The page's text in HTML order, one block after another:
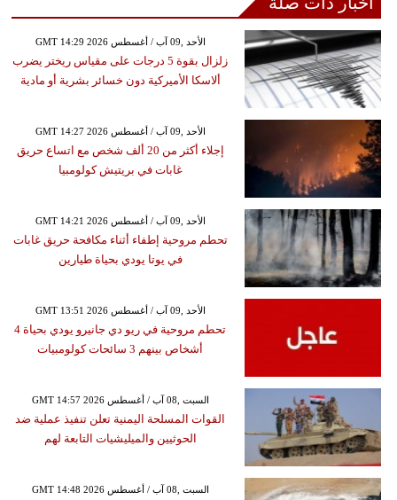
GMT 14:29 2026 الأحد ,09 آب / أغسطس
زلزال بقوة 5 درجات على مقياس ريختر يضرب
ألاسكا الأميركية دون خسائر بشرية أو مادية
GMT 14:27 2026 الأحد ,09 آب / أغسطس
إجلاء أكثر من 20 ألف شخص مع اتساع حريق
غابات في بريتيش كولومبيا
GMT 14:21 2026 الأحد ,09 آب / أغسطس
تحطم مروحية إطفاء أثناء مكافحة حريق غابات
في يوتا يودي بحياة طيارين
GMT 13:51 2026 الأحد ,09 آب / أغسطس
تحطم مروحية في ريو دي جانيرو يودي بحياة 4
أشخاص بينهم 3 سائحات كولومبيات
GMT 14:57 2026 السبت ,08 آب / أغسطس
القوات المسلحة اليمنية تعلن تنفيذ عملية ضد
الحوثيين والميليشيات التابعة لهم
GMT 14:48 2026 السبت ,08 آب / أغسطس